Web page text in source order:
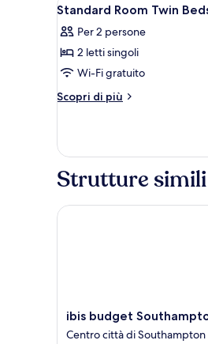
(Double
and
Single
)
letto
o
2
singoli
(Double
and
tutte
le
foto
per
Standard
Beds
6
Standard Room Twin
Per 2 persone
2 letti singoli
Wi-Fi gratuito
Scopri di più
Altri
Room
Beds
Strutture simili
ibis
budget
ibis budget
Centro città di Southampton
ibis budget Southampton